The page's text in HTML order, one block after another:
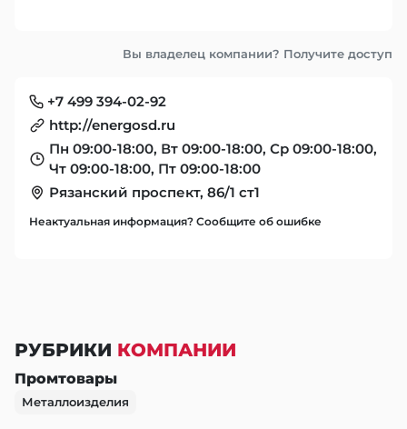
Вы владелец компании? Получите доступ
+7 499 394-02-92
http://energosd.ru
Пн 09:00-18:00, Вт 09:00-18:00, Ср 09:00-18:00,
Чт 09:00-18:00, Пт 09:00-18:00
Рязанский проспект, 86/1 ст1
Неактуальная информация? Сообщите об ошибке
РУБРИКИ КОМПАНИИ
Промтовары
Металлоизделия